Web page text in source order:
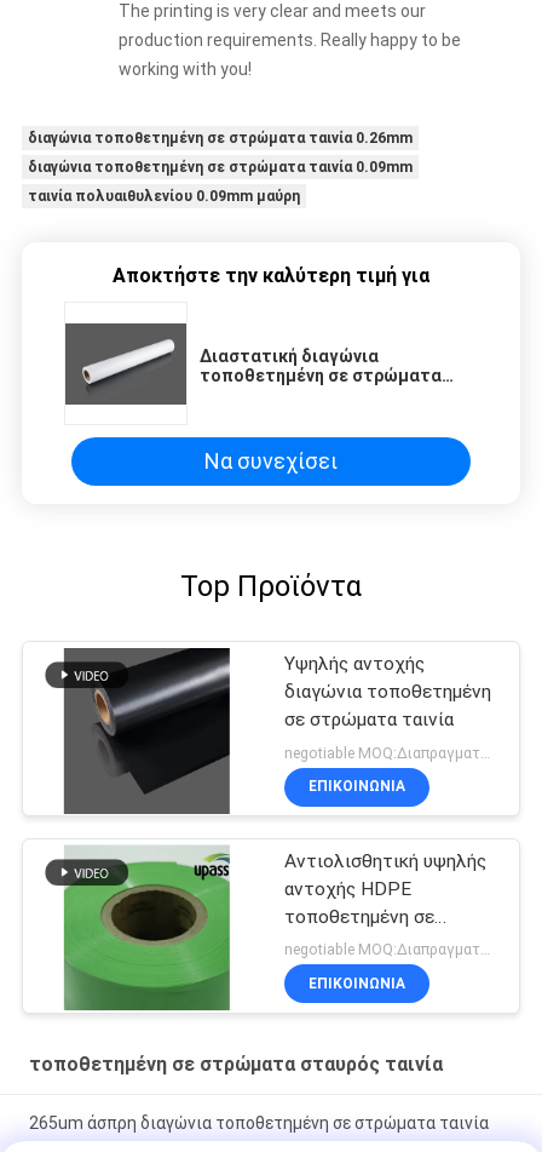
The printing is very clear and meets our
production requirements. Really happy to be
working with you!
διαγώνια τοποθετημένη σε στρώματα ταινία 0.26mm
διαγώνια τοποθετημένη σε στρώματα ταινία 0.09mm
ταινία πολυαιθυλενίου 0.09mm μαύρη
Αποκτήστε την καλύτερη τιμή για
Διαστατική διαγώνια
τοποθετημένη σε στρώματα
Να συνεχίσει
Top Προϊόντα
Υψηλής αντοχής
διαγώνια τοποθετημένη
σε στρώματα ταινία
ΕΠΙΚΟΙΝΩΝΊΑ
Αντιολισθητική υψηλής
αντοχής HDPE
τοποθετημένη σε
στρώματα σταυρός
ταινία για τις
αδιάβροχες μεμβράνες
negotiable MOQ:Διαπραγματεύσιμος
ΕΠΙΚΟΙΝΩΝΊΑ
τοποθετημένη σε στρώματα σταυρός ταινία
265um άσπρη διαγώνια τοποθετημένη σε στρώματα ταινία